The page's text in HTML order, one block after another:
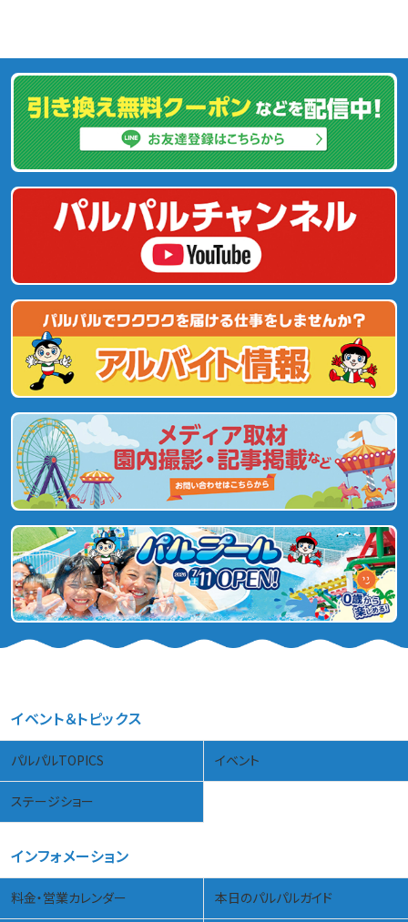
イベント＆トピックス
パルパルTOPICS イベント
ステージショー
インフォメーション
料金・営業カレンダー 本日のパルパルガイド